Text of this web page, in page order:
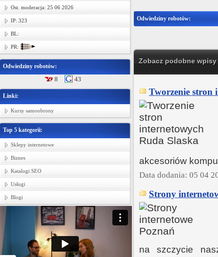
Ost. moderacja: 25 06 2026
IP: 323
BL:
PR:
Odwiedziny robotów:
8 43
Linki:
Kursy samoobrony
Top 5 kategorii:
Sklepy internetowe
Biznes
Katalogi SEO
Usługi
Blogi
Odwiedziny robotów:
Zobacz podobne
Tworzenie stron
akcesoriów
Data dodania: 05 04
Strony
na szczycie